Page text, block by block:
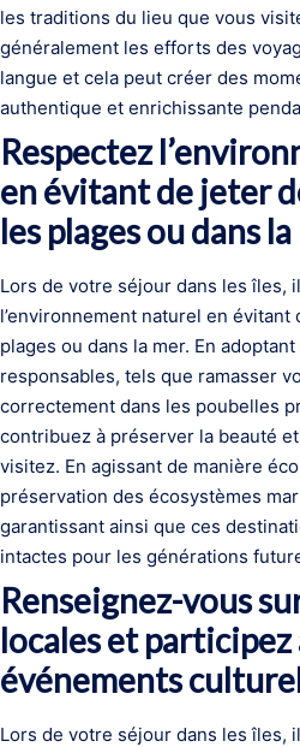
les traditions du lieu que vous
généralement les efforts des
langue et cela peut créer des
authentique et enrichissante
Respectez
en évitant de jeter
les plages ou dans la
Lors de votre séjour dans les îles,
l’environnement naturel en
plages ou dans la mer. En
responsables, tels que ramasser
correctement dans les poubelles
contribuez à préserver la beauté
visitez. En agissant de manière
préservation des écosystèmes
garantissant ainsi que ces
intactes pour les générations
Renseignez-vous
locales et participez
événements
Lors de votre séjour dans les îles,